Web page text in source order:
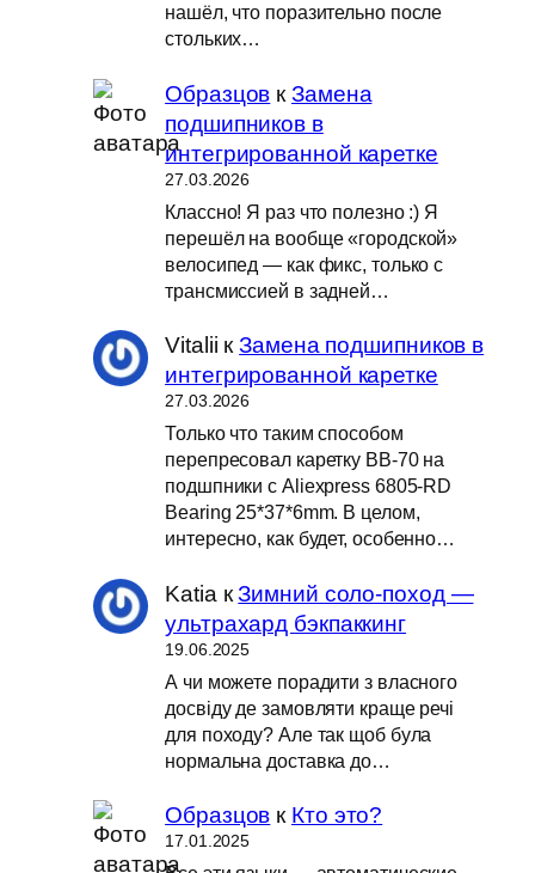
нашёл, что поразительно после
стольких…
Образцов кЗамена
подшипников в
интегрированной каретке
27.03.2026
Классно! Я раз что полезно :) Я
перешёл на вообще «городской»
велосипед — как фикс, только с
трансмиссией в задней…
Vitalii кЗамена подшипников в
интегрированной каретке
27.03.2026
Только что таким способом
перепресовал каретку BB-70 на
подшпники с Aliexpress 6805-RD
Bearing 25*37*6mm. В целом,
интересно, как будет, особенно…
Katia кЗимний соло-поход —
ультрахард бэкпаккинг
19.06.2025
А чи можете порадити з власного
досвіду де замовляти краще речі
для походу? Але так щоб була
нормальна доставка до…
Образцов к Кто это?
17.01.2025